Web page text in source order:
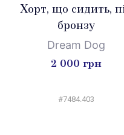
Хорт, що сидить,
бронзу
Dream Dog
2 000 грн
#7484.403